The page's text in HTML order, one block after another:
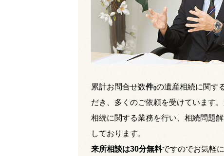
累計お問合せ数件()の遺産相続に関す
だき、多くのご依頼を受けています
相続に関する業務を行い、相続問題
しております。
来所相談は30分無料ですのでお気軽